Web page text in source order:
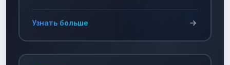
Узнать больше